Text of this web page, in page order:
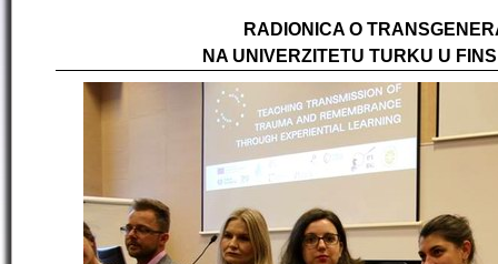
RADIONICA O
NA UNIVERZITETU TURKU U